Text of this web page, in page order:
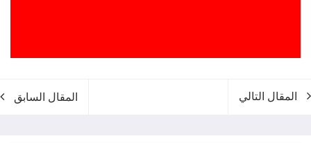
المقال التالي المقال السابق